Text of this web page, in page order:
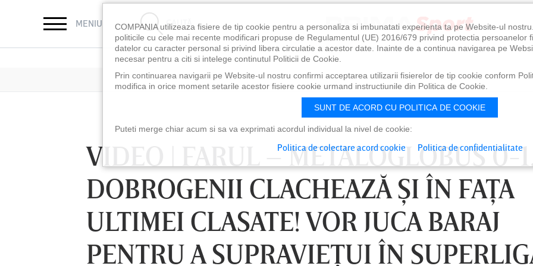
MENIU CAUTĂ
VIDEO | FARUL – METALOGLOBUS 0-1.
DOBROGENII CLACHEAZĂ ŞI ÎN FAŢA
ULTIMEI CLASATE! VOR JUCA BARAJ
PENTRU A SUPRAVIEŢUI ÎN
LUNI 10 AUG, 18:30 LUNI 10 AUG, 21:30 VINERI 07 AUG, 21:00
COMPANIA utilizeaza fisiere de tip cookie pentru a personaliza si imbunatati experienta ta pe Website-ul
politicile cu cele mai recente modificari propuse de Regulamentul (UE) 2016/679 privind protectia persoanelor
datelor cu caracter personal si privind libera circulatie a acestor date. Inainte de a continua navigarea pe
necesar pentru a citi si intelege continutul Politicii de Cookie.
Prin continuarea navigarii pe Website-ul nostru confirmi acceptarea utilizarii fisierelor de tip cookie conform
modifica in orice moment setarile acestor fisiere cookie urmand instructiunile din Politica de Cookie.
SUNT DE ACORD CU POLITICA DE COOKIE
Puteti merge chiar acum si sa va exprimati acordul individual la nivel de cookie:
Politica de colectare acord cookie Politica de confidentialitate